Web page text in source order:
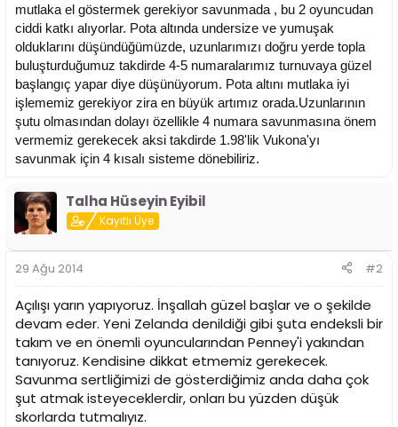
mutlaka el göstermek gerekiyor savunmada , bu 2 oyuncudan
ciddi katkı alıyorlar. Pota altında undersize ve yumuşak
olduklarını düşündüğümüzde, uzunlarımızı doğru yerde topla
buluşturduğumuz takdirde 4-5 numaralarımız turnuvaya güzel
başlangıç yapar diye düşünüyorum. Pota altını mutlaka iyi
işlememiz gerekiyor zira en büyük artımız orada.Uzunlarının
şutu olmasından dolayı özellikle 4 numara savunmasına önem
vermemiz gerekecek aksi takdirde 1.98'lik Vukona'yı
savunmak için 4 kısalı sisteme dönebiliriz.
Talha Hüseyin Eyibil
Kayıtlı Üye
29 Ağu 2014 #2
Açılışı yarın yapıyoruz. İnşallah güzel başlar ve o şekilde
devam eder. Yeni Zelanda denildiği gibi şuta endeksli bir
takım ve en önemli oyuncularından Penney'i yakından
tanıyoruz. Kendisine dikkat etmemiz gerekecek.
Savunma sertliğimizi de gösterdiğimiz anda daha çok
şut atmak isteyeceklerdir, onları bu yüzden düşük
skorlarda tutmalıyız.